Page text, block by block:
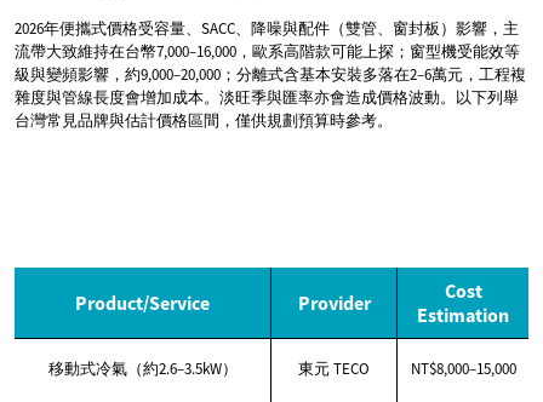
2026年便攜式價格受容量、SACC、降噪與配件（雙管、窗封板）影響，主
流帶大致維持在台幣7,000–16,000，歐系高階款可能上探；窗型機受能效等
級與變頻影響，約9,000–20,000；分離式含基本安裝多落在2–6萬元，工程複
雜度與管線長度會增加成本。淡旺季與匯率亦會造成價格波動。以下列舉
台灣常見品牌與估計價格區間，僅供規劃預算時參考。
Product/Service Provider
Cost
Estimation
移動式冷氣（約2.6–3.5kW） 東元 TECO NT$8,000–15,000